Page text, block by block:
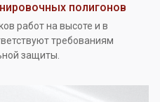
полигонов
работ на высоте и в
требованиям
защиты.